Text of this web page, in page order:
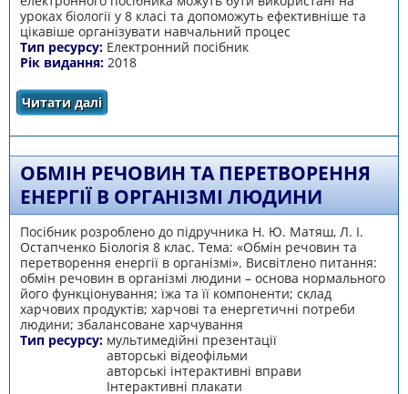
уроках біології у 8 класі та допоможуть ефективніше та
цікавіше організувати навчальний процес
Тип ресурсу: Електронний посібник
Рік видання: 2018
Читати далі
ОБМІН РЕЧОВИН ТА ПЕРЕТВОРЕННЯ
ЕНЕРГІЇ В ОРГАНІЗМІ ЛЮДИНИ
Посібник розроблено до підручника Н. Ю. Матяш, Л. І.
Остапченко Біологія 8 клас. Тема: «Обмін речовин та
перетворення енергії в організмі». Висвітлено питання:
обмін речовин в організмі людини – основа нормального
його функціонування; їжа та її компоненти; склад
харчових продуктів; харчові та енергетичні потреби
людини; збалансоване харчування
Тип ресурсу: мультимедійні презентації
авторські відеофільми
авторські інтерактивні вправи
Інтерактивні плакати